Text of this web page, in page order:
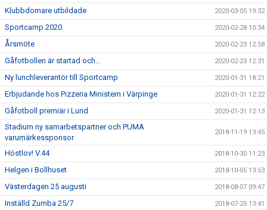
Klubbdomare utbildade 2020-03-05 19:32
Sportcamp 2020 2020-02-28 10:34
Årsmöte 2020-02-23 12:58
Gåfotbollen är startad och... 2020-02-23 12:31
Ny lunchleverantör till Sportcamp 2020-01-31 18:21
Erbjudande hos Pizzeria Ministern i Värpinge 2020-01-31 12:22
Gåfotboll premiär i Lund 2020-01-31 12:13
Stadium ny samarbetspartner och PUMA
varumärkessponsor
2018-11-19 13:45
Höstlov! V.44 2018-10-30 11:23
Helgen i Bollhuset 2018-10-05 13:53
Västerdagen 25 augusti 2018-08-07 09:47
Inställd Zumba 25/7 2018-07-25 13:41